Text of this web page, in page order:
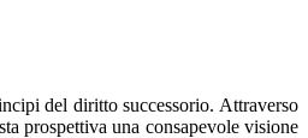
del diritto successorio. Attraverso
prospettiva una consapevole visione